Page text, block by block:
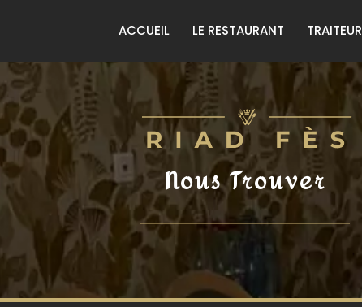
ACCUEIL LE RESTAURANT TRAITEUR
Nous Trouver